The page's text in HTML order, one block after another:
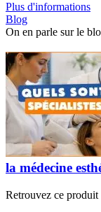
Plus d'informations
Blog
On en parle sur le
la médecine
Retrouvez ce produit